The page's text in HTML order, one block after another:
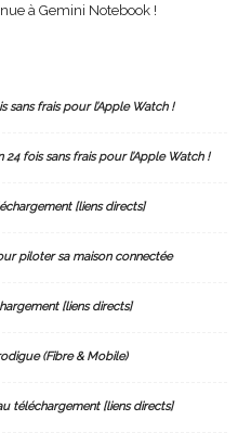
à Gemini Notebook !
sans frais pour l’Apple Watch !
24 fois sans frais pour l’Apple Watch !
[liens directs]
piloter sa maison connectée
[liens directs]
(Fibre & Mobile)
téléchargement [liens directs]